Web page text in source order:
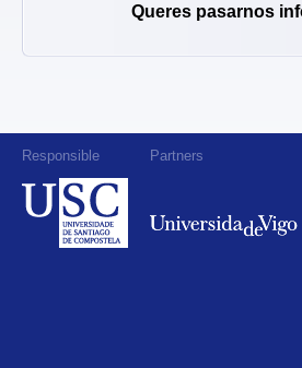
Queres pasarnos
Responsible Partners